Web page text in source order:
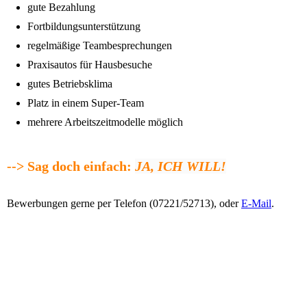
gute Bezahlung
Fortbildungsunterstützung
regelmäßige Teambesprechungen
Praxisautos für Hausbesuche
gutes Betriebsklima
Platz in einem Super-Team
mehrere Arbeitszeitmodelle möglich
--> Sag doch einfach: JA, ICH WILL!
Bewerbungen gerne per Telefon (07221/52713), oderE-Mail.